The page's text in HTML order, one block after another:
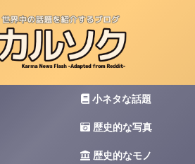
小ネタな話題
歴史的な写真
歴史的なモノ